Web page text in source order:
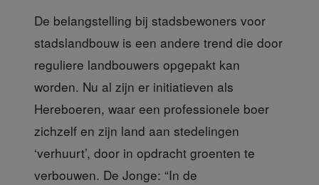
De belangstelling bij stadsbewoners voor
stadslandbouw is een andere trend die door
reguliere landbouwers opgepakt kan
worden. Nu al zijn er initiatieven als
Hereboeren, waar een professionele boer
zichzelf en zijn land aan stedelingen
‘verhuurt’, door in opdracht groenten te
verbouwen. De Jonge: “In de